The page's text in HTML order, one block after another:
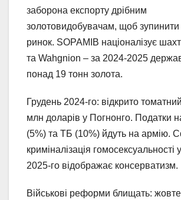
заборона експорту дрібним
золотовидобувачам, щоб зупинити
ринок. SOPAMIB націоналізує
та Wahgnion – за 2024-2025
понад 19 тонн золота.
Грудень 2024-го: відкрито
млн доларів у Погнонго. Податки
(5%) та ТБ (10%) йдуть на армію.
криміналізація гомосексуальності
2025-го відображає консерватизм.
Військові реформи блищать: